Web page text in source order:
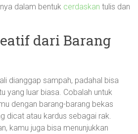
dalam bentuk cerdaskan tulis dan
dari Barang
dianggap sampah, padahal bisa
yang luar biasa. Cobalah untuk
dengan barang-barang bekas
dicat atau kardus sebagai rak.
kamu juga bisa menunjukkan